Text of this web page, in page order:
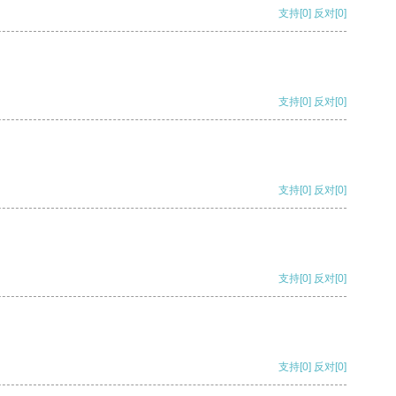
支持[0] 反对[0]
支持[0] 反对[0]
支持[0] 反对[0]
支持[0] 反对[0]
支持[0] 反对[0]